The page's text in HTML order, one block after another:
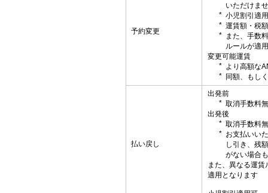
予約変更
いただけま
小児割引適
運賃額・税
また、手数
ルールが適
変更可能運賃
より高額な
同額、もし
払い戻し
出発前
取消手数料
出発後
取消手数料
お支払いい
し引き、残
がない場合
また、異なる運
適用となります